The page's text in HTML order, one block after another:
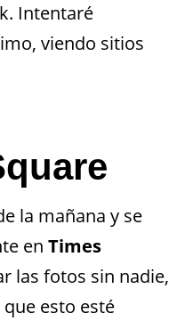
Intentaré
viendo sitios
la mañana y se
en Times
las fotos sin nadie,
esto esté